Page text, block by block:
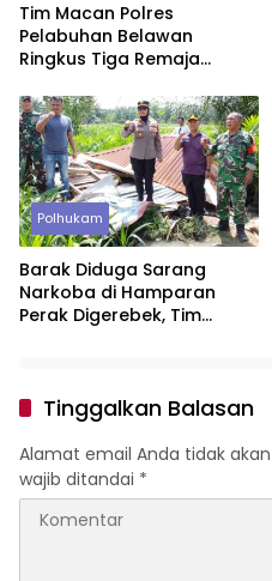
Tim Macan Polres
Pelabuhan Belawan
Ringkus Tiga Remaja
Motor di Marelan
Polhukam
Barak Diduga Sarang
Narkoba di Hamparan
Perak Digerebek, Tim
Tinggalkan Balasan
Alamat email Anda tidak
wajib ditandai *